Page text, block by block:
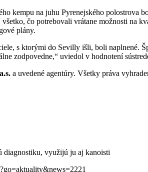
kempu na juhu Pyrenejského polostrova
čo potrebovali vrátane možnosti na
plány.
s ktorými do Sevilly išli, boli naplnené.
zodpovedne,“ uviedol v hodnotení
a uvedené agentúry. Všetky práva
diagnostiku, využijú ju aj kanoisti